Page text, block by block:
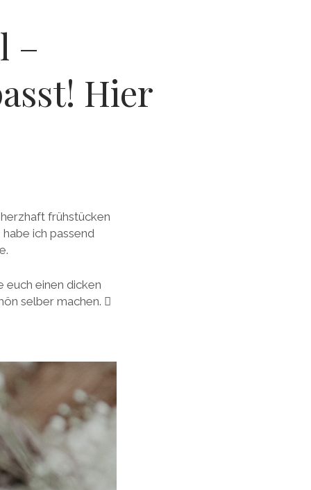
–
Hier
frühstücken
ich passend
euch einen dicken
selber machen. 